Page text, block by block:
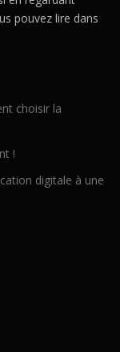
pouvez lire dans
choisir la
!
digitale à une